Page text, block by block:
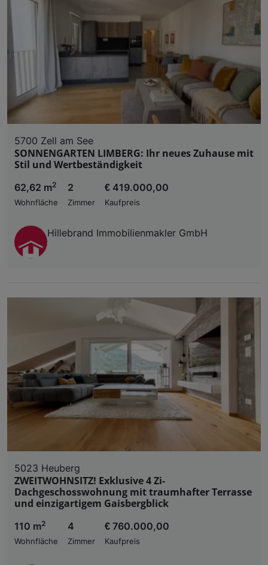
5700 Zell am See
SONNENGARTEN LIMBERG: Ihr neues Zuhause mit
Stil und Wertbeständigkeit
62,62 m2
Wohnfläche
2
Zimmer
€ 419.000,00
Kaufpreis
Hillebrand Immobilienmakler GmbH
5023 Heuberg
ZWEITWOHNSITZ! Exklusive 4 Zi-
Dachgeschosswohnung mit traumhafter Terrasse
und einzigartigem Gaisbergblick
110 m2
Wohnfläche
4
Zimmer
€ 760.000,00
Kaufpreis